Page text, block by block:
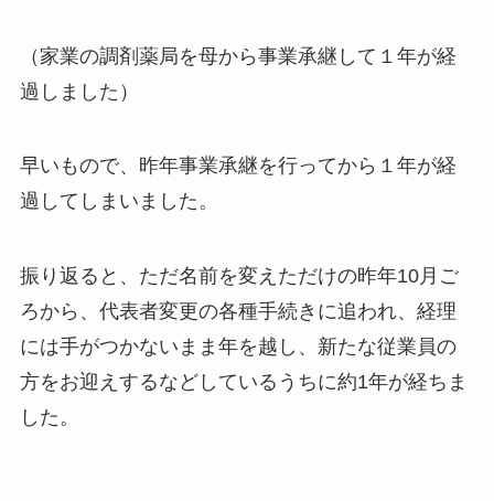
（家業の調剤薬局を母から事業承継して１年が経
過しました）
早いもので、昨年事業承継を行ってから１年が経
過してしまいました。
振り返ると、ただ名前を変えただけの昨年10月ご
ろから、代表者変更の各種手続きに追われ、経理
には手がつかないまま年を越し、新たな従業員の
方をお迎えするなどしているうちに約1年が経ちま
した。